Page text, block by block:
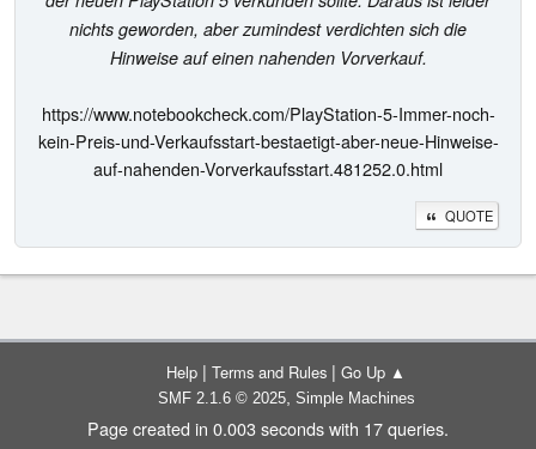
nichts geworden, aber zumindest verdichten sich die
Hinweise auf einen nahenden Vorverkauf.
https://www.notebookcheck.com/PlayStation-5-Immer-noch-
kein-Preis-und-Verkaufsstart-bestaetigt-aber-neue-Hinweise-
auf-nahenden-Vorverkaufsstart.481252.0.html
QUOTE
Help | Terms and Rules | Go Up ▲
SMF 2.1.6 © 2025, Simple Machines
Page created in 0.003 seconds with 17 queries.